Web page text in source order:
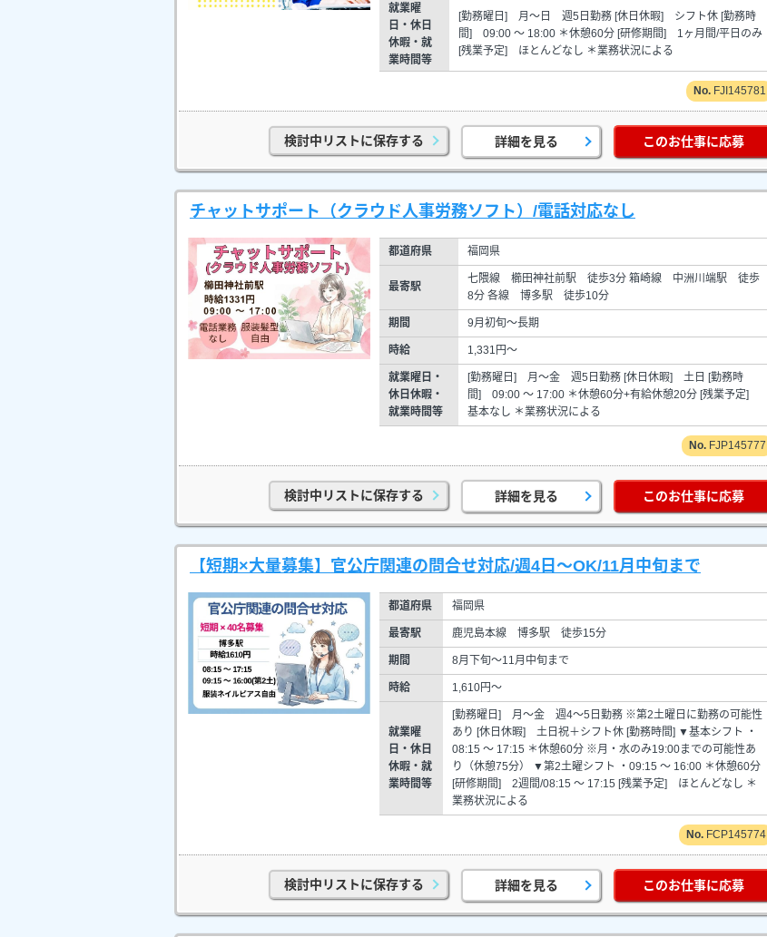
就業曜
日・休日
休暇・就
業時間等
[勤務曜日] 月～日 週5日勤務 [休日休暇] シフト休 [勤務時
間] 09:00 ～ 18:00 ＊休憩60分 [研修期間] 1ヶ月間/平日のみ
[残業予定] ほとんどなし ＊業務状況による
FJI145781
検討中リストに保存する 詳細を見る このお仕事に応募
チャットサポート（クラウド人事労務ソフト）/電話対応なし
都道府県 福岡県
最寄駅
七隈線 櫛田神社前駅 徒歩3分 箱崎線 中洲川端駅 徒歩
8分 各線 博多駅 徒歩10分
期間 9月初旬～長期
時給 1,331円～
就業曜日・
休日休暇・
就業時間等
[勤務曜日] 月～金 週5日勤務 [休日休暇] 土日 [勤務時
間] 09:00 ～ 17:00 ＊休憩60分+有給休憩20分 [残業予定]
基本なし ＊業務状況による
FJP145777
検討中リストに保存する 詳細を見る このお仕事に応募
【短期×大量募集】官公庁関連の問合せ対応/週4日～OK/11月中旬まで
都道府県 福岡県
最寄駅 鹿児島本線 博多駅 徒歩15分
期間 8月下旬～11月中旬まで
時給 1,610円～
就業曜
日・休日
休暇・就
業時間等
[勤務曜日] 月～金 週4～5日勤務 ※第2土曜日に勤務の可能性
あり [休日休暇] 土日祝＋シフト休 [勤務時間] ▼基本シフト ・
08:15 ～ 17:15 ＊休憩60分 ※月・水のみ19:00までの可能性あ
り（休憩75分） ▼第2土曜シフト ・09:15 ～ 16:00 ＊休憩60分
[研修期間] 2週間/08:15 ～ 17:15 [残業予定] ほとんどなし ＊
業務状況による
FCP145774
検討中リストに保存する 詳細を見る このお仕事に応募